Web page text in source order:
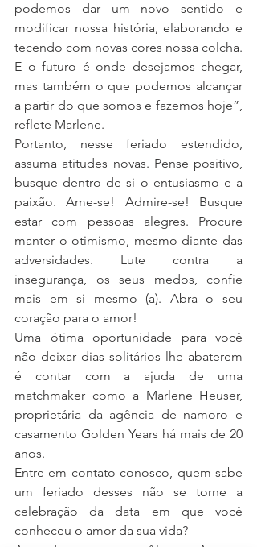
podemos dar um novo sentido e
modificar nossa história, elaborando e
tecendo com novas cores nossa colcha.
E o futuro é onde desejamos chegar,
mas também o que podemos alcançar
a partir do que somos e fazemos hoje”,
reflete Marlene.
Portanto, nesse feriado estendido,
assuma atitudes novas. Pense positivo,
busque dentro de si o entusiasmo e a
paixão. Ame-se! Admire-se! Busque
estar com pessoas alegres. Procure
manter o otimismo, mesmo diante das
adversidades. Lute contra a
insegurança, os seus medos, confie
mais em si mesmo (a). Abra o seu
coração para o amor!
Uma ótima oportunidade para você
não deixar dias solitários lhe abaterem
é contar com a ajuda de uma
matchmaker como a Marlene Heuser,
proprietária da agência de namoro e
casamento Golden Years há mais de 20
anos.
Entre em contato conosco, quem sabe
um feriado desses não se torne a
celebração da data em que você
conheceu o amor da sua vida?